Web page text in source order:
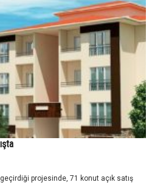
projesinde, 71 konut açık satış